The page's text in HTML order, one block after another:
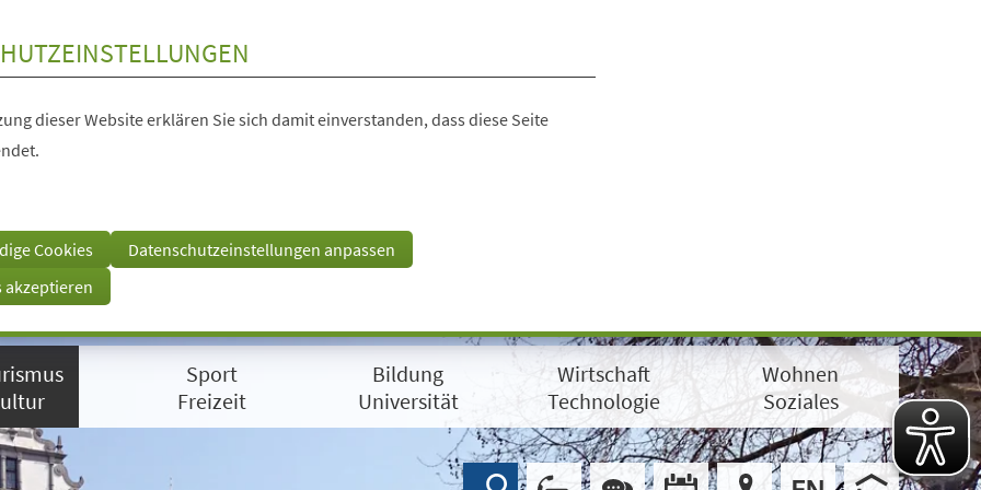
dieser Website erklären Sie sich damit einverstanden, dass diese Seite
Cookies
Datenschutzeinstellungen anpassen
akzeptieren
Sport
Freizeit
Bildung
Universität
Wirtschaft
Technologie
Wohnen
Soziales